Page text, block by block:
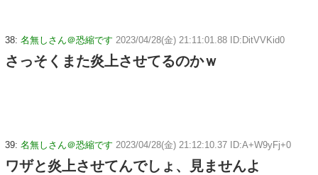
38: 名無しさん＠恐縮です 2023/04/28(金) 21:11:01.88 ID:DitVVKid0
さっそくまた炎上させてるのかｗ
39: 名無しさん＠恐縮です 2023/04/28(金) 21:12:10.37 ID:A+W9yFj+0
ワザと炎上させてんでしょ、見ませんよ